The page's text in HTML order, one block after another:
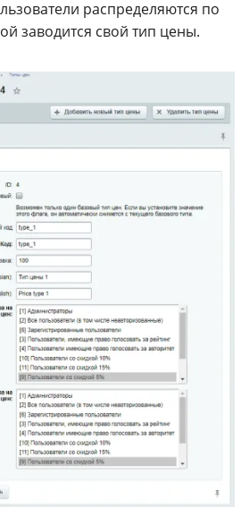
распределяются по
заводится свой тип цены.